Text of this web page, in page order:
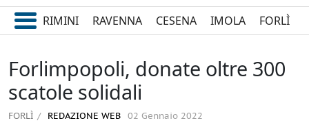
RIMINI RAVENNA CESENA IMOLA FORLÌ
Forlimpopoli, donate oltre 300
scatole solidali
FORLÌ REDAZIONE WEB 02 Gennaio 2022